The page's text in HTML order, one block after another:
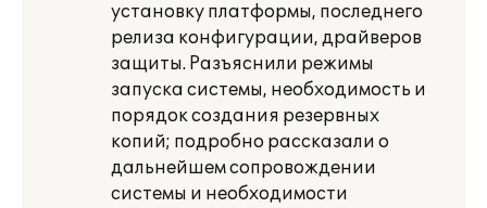
установку платформы, последнего
релиза конфигурации, драйверов
защиты. Разъяснили режимы
запуска системы, необходимость и
порядок создания резервных
копий; подробно рассказали о
дальнейшем сопровождении
системы и необходимости